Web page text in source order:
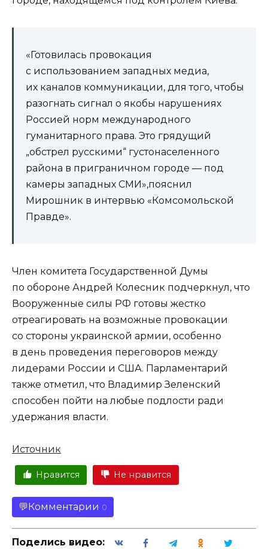
«Готовилась провокация
с использованием западных медиа,
их каналов коммуникации, для того, чтобы
разогнать сигнал о якобы нарушениях
Россией норм международного
гуманитарного права. Это грядущий
„обстрел русскими“ густонаселенного
района в приграничном городе — под
камеры западных СМИ»,пояснил
Мирошник в интервью «Комсомольской
Правде».
Член комитета Государственной Думы
по обороне Андрей Колесник подчеркнул, что
Вооруженные силы РФ готовы жестко
отреагировать на возможные провокации
со стороны украинской армии, особенно
в день проведения переговоров между
лидерами России и США. Парламентарий
также отметил, что Владимир Зеленский
способен пойти на любые подлости ради
удержания власти.
Источник
Нравится Не нравится
Комментарии 0
Поделись видео: